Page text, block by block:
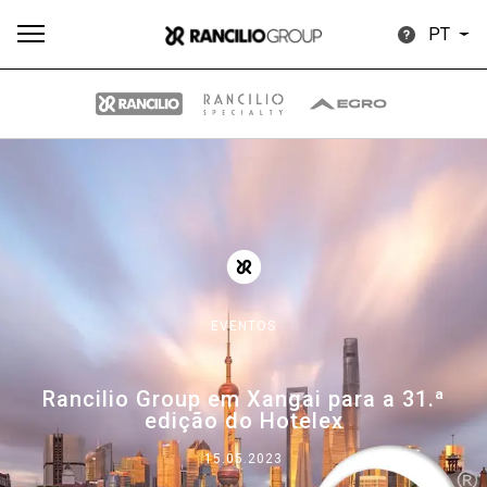
PT
EVENTOS
Rancilio Group em Xangai para a 31.ª
edição do Hotelex
15.05.2023
Our brands
Group